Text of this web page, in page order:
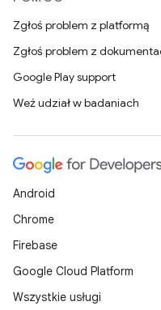
Zgłoś problem z platformą
Zgłoś problem z
Google Play support
Weź udział w badaniach
Android
Chrome
Firebase
Google Cloud Platform
Wszystkie usługi